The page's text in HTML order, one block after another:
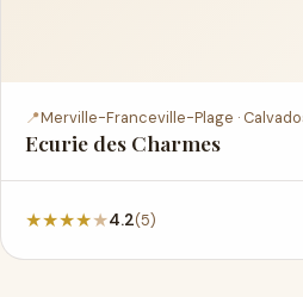
📍Merville-Franceville-Plage ·
Ecurie des Charmes
★★★★★4.2(5)